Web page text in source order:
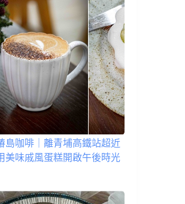
島咖啡｜離青埔高鐵站超近
美味戚風蛋糕開啟午後時光